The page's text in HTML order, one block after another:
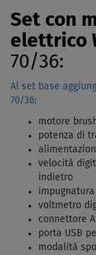
Set con
elettrico
70/36:
Al set base
70/36:
motore
potenza di
velocità
indietro
voltmetro
connettore
porta USB
modalità